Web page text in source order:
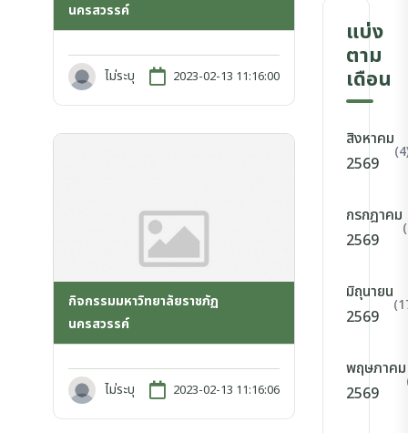
นครสวรรค์
ไม่ระบุ 2023-02-13 11:16:00
กิจกรรมมหาวิทยาลัยราชภัฏ
นครสวรรค์
ไม่ระบุ 2023-02-13 11:16:06
แบ่ง
ตาม
เดือน
สิงหาคม
2569
กรกฎาคม
2569
มิถุนายน
2569
พฤษภาคม
2569